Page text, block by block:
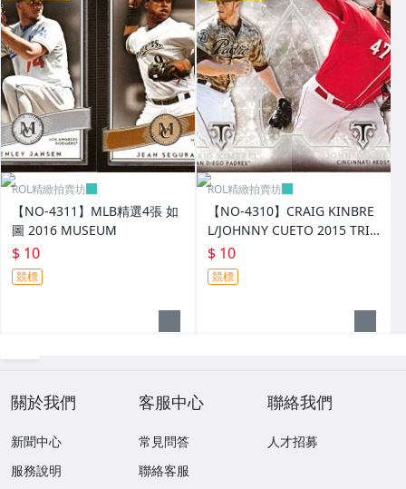
ROL精緻拍賣坊
【NO-4311】MLB精選4張 如
圖 2016 MUSEUM
$ 10
競標
ROL精緻拍賣坊
【NO-4310】CRAIG KINBRE
L/JOHNNY CUETO 2015 TRIB
UTE
$ 10
競標
關於我們
新聞中心
服務說明
客服中心
常見問答
聯絡客服
聯絡我們
人才招募